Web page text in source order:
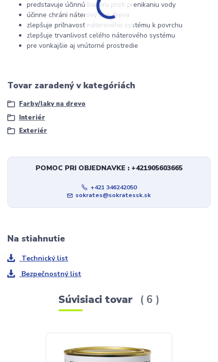
predstavuje účinnú bariéru proti prenikaniu vody
účinne chráni náterový film dreva
zlepšuje priľnavosť náterového systému k povrchu
zlepšuje trvanlivosť celého náterového systému
pre vonkajšie aj vnútorné prostredie
Tovar zaradený v kategóriách
Farby/laky na drevo
Interiér
Exteriér
POMOC PRI OBJEDNAVKE : +421905603665
+421 346242050
sokrates@sokratessk.sk
Na stiahnutie
Technický list
Bezpečnostný list
Súvisiaci tovar 6